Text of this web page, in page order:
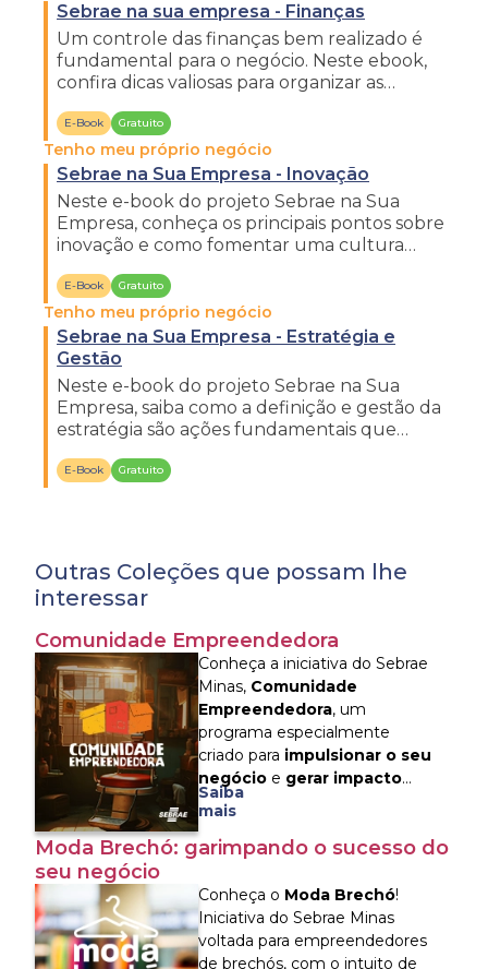
Sebrae na sua empresa - Finanças
Um controle das finanças bem realizado é
fundamental para o negócio. Neste ebook,
confira dicas valiosas para organizar as
E-Book Gratuito
Tenho meu próprio negócio
Sebrae na Sua Empresa - Inovação
Neste e-book do projeto Sebrae na Sua
Empresa, conheça os principais pontos sobre
inovação e como fomentar uma cultura
E-Book Gratuito
Tenho meu próprio negócio
Sebrae na Sua Empresa - Estratégia e
Gestão
Neste e-book do projeto Sebrae na Sua
Empresa, saiba como a definição e gestão da
estratégia são ações fundamentais que
E-Book Gratuito
Outras Coleções que possam lhe
interessar
Comunidade Empreendedora
Conheça a iniciativa do Sebrae
Minas, Comunidade
Empreendedora, um
programa especialmente
criado para impulsionar o seu
negócio e gerar impacto
positivo na sua comunidade
encontrar conteúdos práticos e
empreendedorismo, finanças,
marketing, inteligência
emocional, atendimento ao
cliente e vendas - tudo o que
Saiba
mais
Moda Brechó: garimpando o sucesso do
seu negócio
Conheça o Moda Brechó!
Iniciativa do Sebrae Minas
voltada para empreendedores
de brechós, com o intuito de